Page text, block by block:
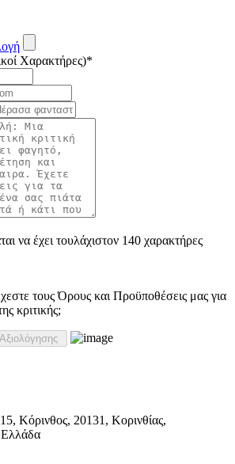
Χαρακτήρες)*
να έχει τουλάχιστον 140 χαρακτήρες
τους Όρους και Προϋποθέσεις μας για
κριτικής;
Κόρινθος, 20131, Κορινθίας,